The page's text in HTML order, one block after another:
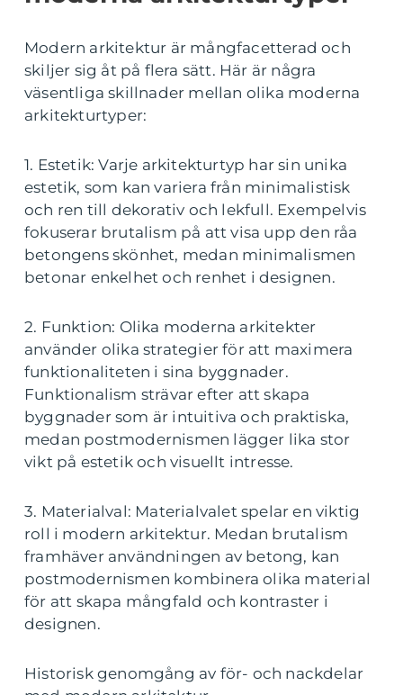
Modern arkitektur är mångfacetterad och
skiljer sig åt på flera sätt. Här är några
väsentliga skillnader mellan olika moderna
arkitekturtyper:
1. Estetik: Varje arkitekturtyp har sin unika
estetik, som kan variera från minimalistisk
och ren till dekorativ och lekfull. Exempelvis
fokuserar brutalism på att visa upp den råa
betongens skönhet, medan minimalismen
betonar enkelhet och renhet i designen.
2. Funktion: Olika moderna arkitekter
använder olika strategier för att maximera
funktionaliteten i sina byggnader.
Funktionalism strävar efter att skapa
byggnader som är intuitiva och praktiska,
medan postmodernismen lägger lika stor
vikt på estetik och visuellt intresse.
3. Materialval: Materialvalet spelar en viktig
roll i modern arkitektur. Medan brutalism
framhäver användningen av betong, kan
postmodernismen kombinera olika material
för att skapa mångfald och kontraster i
designen.
Historisk genomgång av för- och nackdelar